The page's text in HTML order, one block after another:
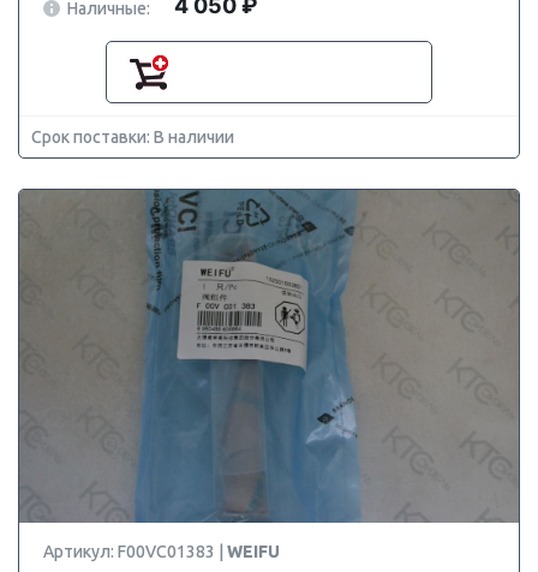
Наличные: 4 050 ₽
Срок поставки: В наличии
Артикул: F00VC01383 | WEIFU